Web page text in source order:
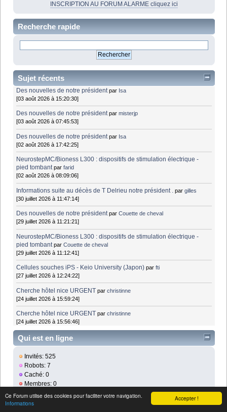
Accepter !
Ce Forum utilise des cookies pour faciliter votre navigation.
Informations
INSCRIPTION AU FORUM ALARME cliquez ici
Recherche rapide
Sujet récents
Des nouvelles de notre président par Isa
[03 août 2026 à 15:20:30]
Des nouvelles de notre président parmisterjp
[03 août 2026 à 07:45:53]
Des nouvelles de notre président par Isa
[02 août 2026 à 17:42:25]
NeurostepMC/Bioness L300 : dispositifs de stimulation électrique -
pied tombant parfarid
[02 août 2026 à 08:09:06]
Informations suite au décès de T Delrieu notre président . pargilles
[30 juillet 2026 à 11:47:14]
Des nouvelles de notre président parCouette de cheval
[29 juillet 2026 à 11:21:21]
NeurostepMC/Bioness L300 : dispositifs de stimulation électrique -
pied tombant parCouette de cheval
[29 juillet 2026 à 11:12:41]
Cellules souches iPS - Keio University (Japon) parfti
[27 juillet 2026 à 12:24:22]
Cherche hôtel nice URGENT parchristinne
[24 juillet 2026 à 15:59:24]
Cherche hôtel nice URGENT parchristinne
[24 juillet 2026 à 15:56:46]
Qui est en ligne
Invités: 525
Robots: 7
Caché: 0
Membres: 0
Membres en ligne
DotBot